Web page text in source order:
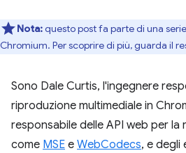
Nota:questo post fa parte di una
Chromium. Per scoprire di più, guarda il
Sono Dale Curtis, l'ingegnere
riproduzione multimediale in
responsabile delle API web per la
come MSE e WebCodecs, e degli